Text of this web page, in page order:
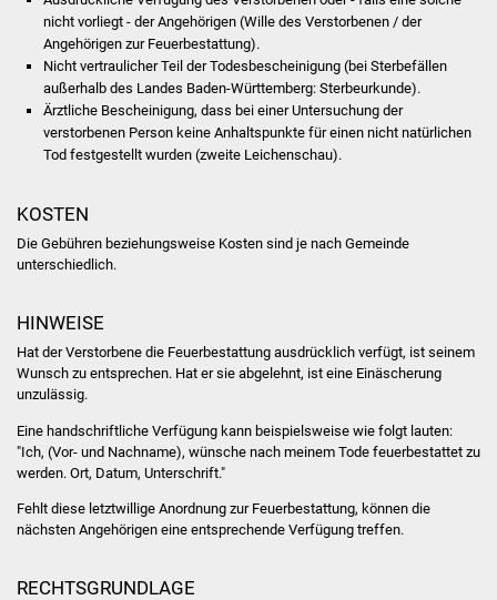
Volkshochschule
Soziale Einrichtungen
Kirchen
Lokale Agenda
Familienzentrum
Suenergie
NETZMonitor
nicht vorliegt - der Angehörigen (Wille des Verstorbenen / der
Angehörigen zur Feuerbestattung).
Nicht vertraulicher Teil der Todesbescheinigung (bei Sterbefällen
außerhalb des Landes Baden-Württemberg: Sterbeurkunde).
Ärztliche Bescheinigung, dass bei einer Untersuchung der
verstorbenen Person keine Anhaltspunkte für einen nicht natürlichen
Tod festgestellt wurden (zweite Leichenschau).
KOSTEN
Die Gebühren beziehungsweise Kosten sind je nach Gemeinde
unterschiedlich.
HINWEISE
Hat der Verstorbene die Feuerbestattung ausdrücklich verfügt, ist seinem
Wunsch zu entsprechen. Hat er sie abgelehnt, ist eine Einäscherung
unzulässig.
Eine handschriftliche Verfügung kann beispielsweise wie folgt lauten:
"Ich, (Vor- und Nachname), wünsche nach meinem Tode feuerbestattet zu
werden. Ort, Datum, Unterschrift."
Fehlt diese letztwillige Anordnung zur Feuerbestattung, können die
nächsten Angehörigen eine entsprechende Verfügung treffen.
RECHTSGRUNDLAGE